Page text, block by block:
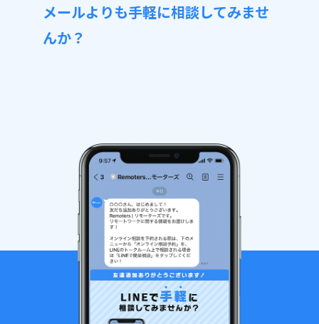
メールよりも手軽に相談してみませ
んか？